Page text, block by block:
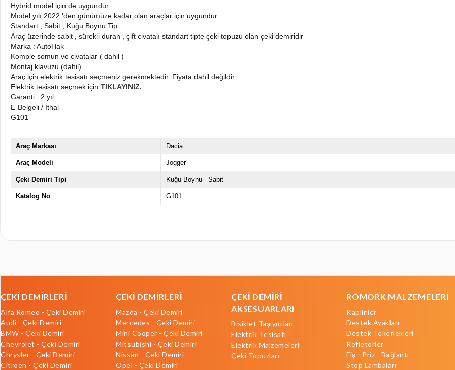
Hybrid model için de uygundur
Model yılı 2022 'den günümüze kadar olan araçlar için uygundur
Standart , Sabit , Kuğu Boynu Tip
Araç üzerinde sabit , sürekli duran , çift civatalı standart tipte çeki topuzu olan çeki demiridir
Marka : AutoHak
Komple somun ve civatalar ( dahil )
Montaj klavuzu (dahil)
Araç için elektrik tesisatı seçmeniz gerekmektedir. Fiyata dahil değildir.
Elektrik tesisatı seçmek için TIKLAYINIZ.
Garanti : 2 yıl
E-Belgeli / İthal
G101
Araç Markası Dacia
Araç Modeli Jogger
Çeki Demiri Tipi Kuğu Boynu - Sabit
Katalog No G101
ÇEKİ DEMİRLERİ
Alfa Romeo - Çeki Demiri
Audi - Çeki Demiri
BMW - Çeki Demiri
Chevrolet - Çeki Demiri
Chrysler - Çeki Demiri
Citroen - Çeki Demiri
ÇEKİ DEMİRLERİ
Mazda - Çeki Demiri
Mercedes - Çeki Demiri
Mini Cooper - Çeki Demiri
Mitsubishi - Çeki Demiri
Nissan - Çeki Demiri
Opel - Çeki Demiri
ÇEKİ DEMİRİ
AKSESUARLARI
Bisiklet Taşıyıcıları
Elektrik Tesisatı
Elektrik Malzemeleri
Çeki Topuzları
RÖMORK MALZEMELERİ
Kaplinler
Destek Ayakları
Destek Tekerlekleri
Refletörler
Fiş - Priz - Bağlantı
Stop Lambaları